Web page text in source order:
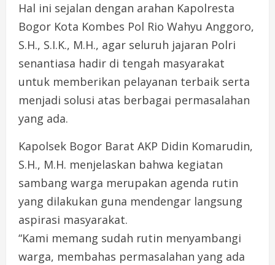
Hal ini sejalan dengan arahan Kapolresta
Bogor Kota Kombes Pol Rio Wahyu Anggoro,
S.H., S.I.K., M.H., agar seluruh jajaran Polri
senantiasa hadir di tengah masyarakat
untuk memberikan pelayanan terbaik serta
menjadi solusi atas berbagai permasalahan
yang ada.
Kapolsek Bogor Barat AKP Didin Komarudin,
S.H., M.H. menjelaskan bahwa kegiatan
sambang warga merupakan agenda rutin
yang dilakukan guna mendengar langsung
aspirasi masyarakat.
“Kami memang sudah rutin menyambangi
warga, membahas permasalahan yang ada